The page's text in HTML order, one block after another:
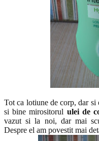
Tot ca lotiune de corp, dar
si bine mirositorul ulei de
vazut si la noi, dar mai
Despre el am povestit mai